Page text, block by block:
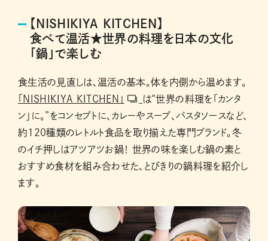
【NISHIKIYA KITCHEN】
食べて温活★世界の料理を日本の文化
「鍋」で楽しむ
食生活の見直しは、温活の基本。体を内側から温めます。
「NISHIKIYA KITCHEN」
は“世界の料理を「カンタ
ン」に。”をコンセプトに、カレーやスープ、パスタソースなど、
約120種類のレトルト食品を取り揃えた専門ブランド。冬
のイチ押しはアツアツお鍋！ 世界の味を楽しむ鍋の素と
おすすめ食材を組み合わせた、とびきりの鍋料理を紹介し
ます。